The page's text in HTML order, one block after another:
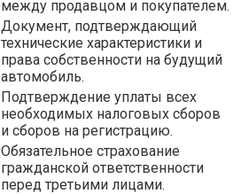
между продавцом и покупателем.
Документ, подтверждающий
технические характеристики и
права собственности на будущий
автомобиль.
Подтверждение уплаты всех
необходимых налоговых сборов
и сборов на регистрацию.
Обязательное страхование
гражданской ответственности
перед третьими лицами.